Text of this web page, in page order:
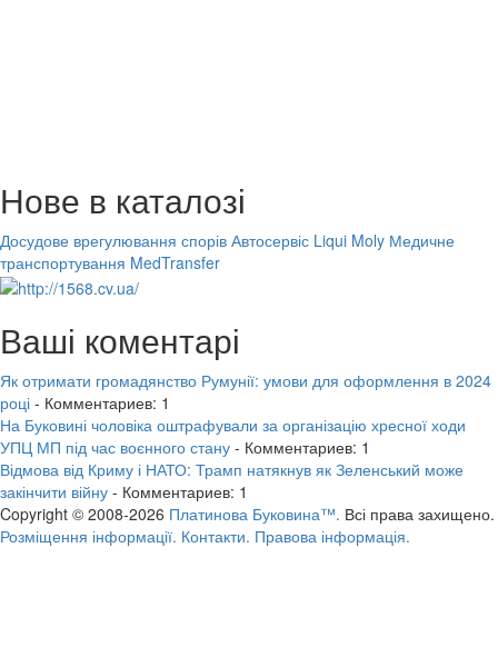
Нове в каталозі
Досудове врегулювання спорів Автосервіс Liqui Moly Медичне
транспортування MedTransfer
Ваші коментарі
Як отримати громадянство Румунії: умови для оформлення в 2024
році - Комментариев: 1
На Буковині чоловіка оштрафували за організацію хресної ходи
УПЦ МП під час воєнного стану - Комментариев: 1
Відмова від Криму і НАТО: Трамп натякнув як Зеленський може
закінчити війну - Комментариев: 1
Copyright © 2008-2026 Платинова Буковина™. Всі права захищено.
Розміщення інформації. Контакти. Правова інформація.